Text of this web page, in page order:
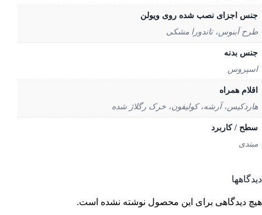
اجزای نصب شده روی ویولن
آبنوس، تاندورا مشکی
بدنه
همراه
آرشه، کولیفون، خرک رگلاژ شده
/ کاربرد
دیدگاهی برای این محصول نوشته نشده است.